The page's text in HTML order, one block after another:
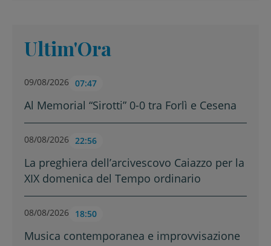
Ultim'Ora
09/08/2026 07:47
Al Memorial “Sirotti” 0-0 tra Forlì e Cesena
08/08/2026 22:56
La preghiera dell’arcivescovo Caiazzo per la
XIX domenica del Tempo ordinario
08/08/2026 18:50
Musica contemporanea e improvvisazione